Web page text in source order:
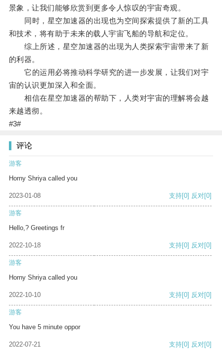
景象，让我们能够欣赏到更多令人惊叹的宇宙奇观。
同时，星空加速器的出现也为空间探索提供了新的工具
和技术，将有助于未来的载人宇宙飞船的导航和定位。
综上所述，星空加速器的出现为人类探索宇宙带来了新
的利器。
它的运用必将推动科学研究的进一步发展，让我们对宇
宙的认识更加深入和全面。
相信在星空加速器的帮助下，人类对宇宙的理解将会越
来越透彻。
#3#
评论
游客
Horny Shriya called you
2023-01-08 支持[0] 反对[0]
游客
Hello,? Greetings fr
2022-10-18 支持[0] 反对[0]
游客
Horny Shriya called you
2022-10-10 支持[0] 反对[0]
游客
You have 5 minute oppor
2022-07-21 支持[0] 反对[0]